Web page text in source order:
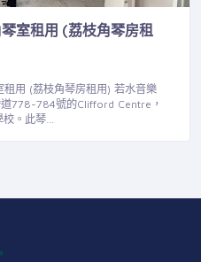
室租用 (荔枝角琴房租
用 (荔枝角琴房租用) 若水音樂
778-784號的Clifford Centre，
。此琴…